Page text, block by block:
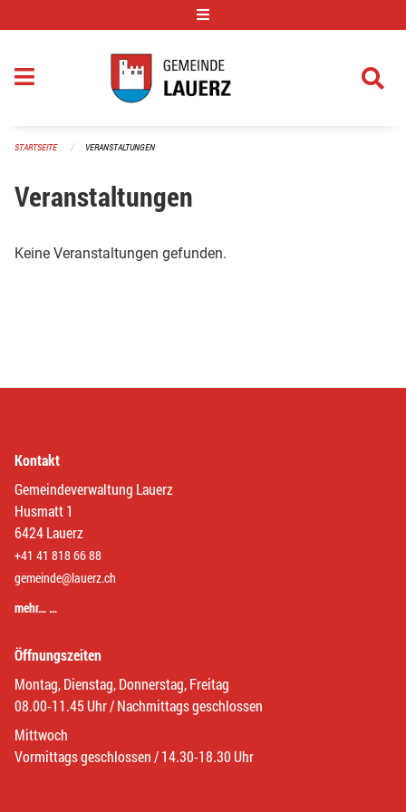
STARTSEITE VERANSTALTUNGEN
Veranstaltungen
Keine Veranstaltungen gefunden.
Kontakt
Gemeindeverwaltung Lauerz
Husmatt 1
6424 Lauerz
+41 41 818 66 88
gemeinde@lauerz.ch
mehr… …
Öffnungszeiten
Montag, Dienstag, Donnerstag, Freitag
08.00-11.45 Uhr / Nachmittags geschlossen
Mittwoch
Vormittags geschlossen / 14.30-18.30 Uhr